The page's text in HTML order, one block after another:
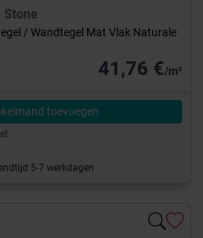
Stone
/ Wandtegel Mat Vlak Naturale
41,76 €/m²
toevoegen
5-7 werkdagen